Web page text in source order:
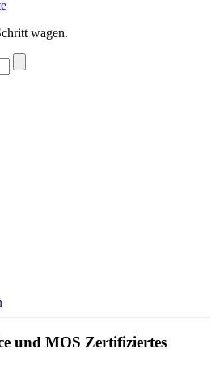
wagen.
und MOS Zertifiziertes